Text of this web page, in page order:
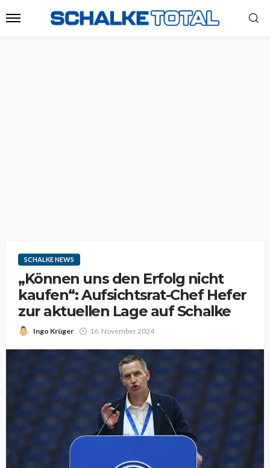
SCHALKE NEWS
„Können uns den Erfolg nicht
kaufen“: Aufsichtsrat-Chef Hefer
zur aktuellen Lage auf Schalke
Ingo Krüger 16. November 2024